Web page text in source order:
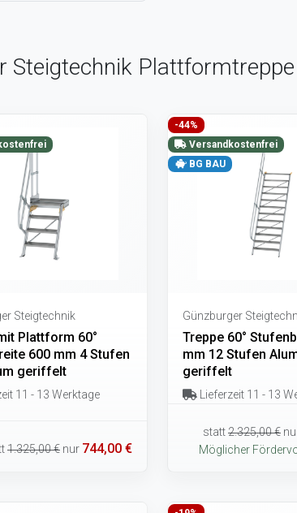
Steigtechnik
Steigtechnik
Plattform 60°
600 mm 4 Stufen
geriffelt
11 - 13 Werktage
1.325,00 € nur 744,00 €
-44%
Versandkostenfrei
BG BAU
Günzburger
Treppe 60°
mm 12 Stufen
geriffelt
Lieferzeit 11 - 13
statt2.325,00 €
Möglicher